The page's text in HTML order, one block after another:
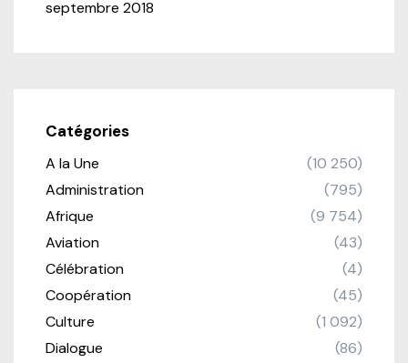
septembre 2018
Catégories
A la Une
(10 250)
Administration
(795)
Afrique
(9 754)
Aviation
(43)
Célébration
(4)
Coopération
(45)
Culture
(1 092)
Dialogue
(86)